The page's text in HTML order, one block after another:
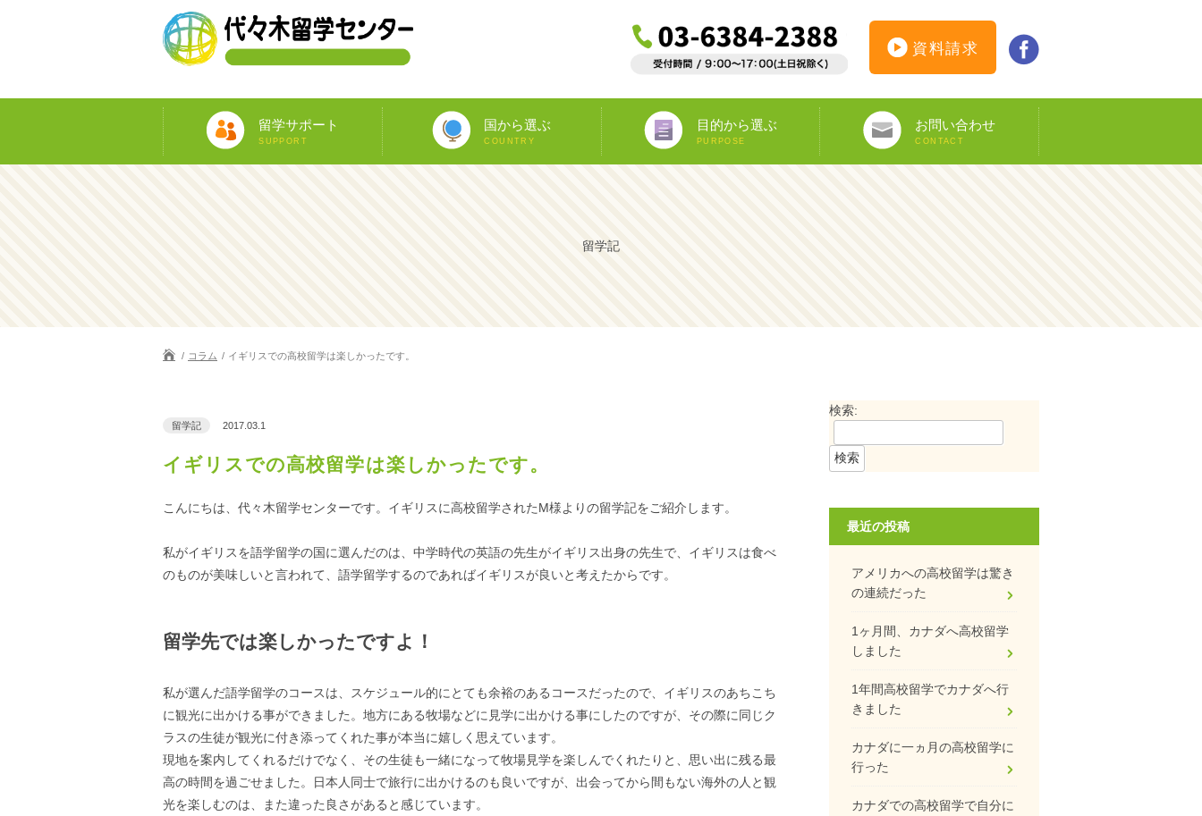
資料請求
留学サポート
SUPPORT
国から選ぶ
COUNTRY
アメリカ
カナダ
オーストラリア
ニュージーランド
イギリス
アイルランド
マルタ
イタリア
スペイン
フランス
ドイツ
南アフリカ
目的から選ぶ
PURPOSE
語学留学
教師宅ホームステイ
中学/高校正規留学
大学正規留学
専門留学
語学プラスα
海外ボランティア
海外インターンシップ
オペア
ワーキングホリデー
お問い合わせ
CONTACT
カウンセリング予約
資料請求
オンライン申し込み
インターンシップ仮登録
ビザ申請サポート
DS-160
留学記
コラム イギリスでの高校留学は楽しかったです。
留学記 2017.03.1
イギリスでの高校留学は楽しかったです。
こんにちは、代々木留学センターです。イギリスに高校留学されたM様よりの留学記をご紹介します。
私がイギリスを語学留学の国に選んだのは、中学時代の英語の先生がイギリス出身の先生で、イギリスは食べ
のものが美味しいと言われて、語学留学するのであればイギリスが良いと考えたからです。
留学先では楽しかったですよ！
私が選んだ語学留学のコースは、スケジュール的にとても余裕のあるコースだったので、イギリスのあちこち
に観光に出かける事ができました。地方にある牧場などに見学に出かける事にしたのですが、その際に同じク
ラスの生徒が観光に付き添ってくれた事が本当に嬉しく思えています。
現地を案内してくれるだけでなく、その生徒も一緒になって牧場見学を楽しんでくれたりと、思い出に残る最
高の時間を過ごせました。日本人同士で旅行に出かけるのも良いですが、出会ってから間もない海外の人と観
光を楽しむのは、また違った良さがあると感じています。
検索:
最近の投稿
アメリカへの高校留学は驚き
の連続だった
1ヶ月間、カナダへ高校留学
しました
1年間高校留学でカナダへ行
きました
カナダに一ヵ月の高校留学に
行った
カナダでの高校留学で自分に